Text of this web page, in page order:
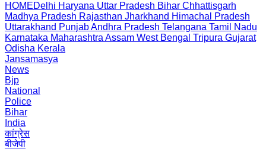
HOMEDelhi Haryana Uttar Pradesh Bihar Chhattisgarh
Madhya Pradesh Rajasthan Jharkhand Himachal Pradesh
Uttarakhand PunjabAndhra Pradesh Telangana Tamil Nadu
Karnataka Maharashtra Assam West Bengal Tripura Gujarat
Odisha Kerala
Jansamasya
News
Bjp
National
Police
Bihar
India
कांग्रेस
बीजेपी